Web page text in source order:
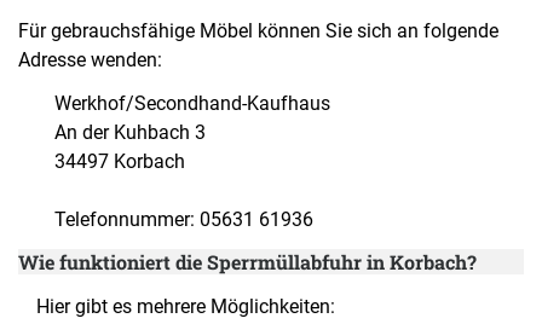
Für gebrauchsfähige Möbel können Sie sich an folgende
Adresse wenden:
Werkhof/Secondhand-Kaufhaus
An der Kuhbach 3
34497 Korbach
Telefonnummer: 05631 61936
Wie funktioniert die Sperrmüllabfuhr in Korbach?
Hier gibt es mehrere Möglichkeiten: